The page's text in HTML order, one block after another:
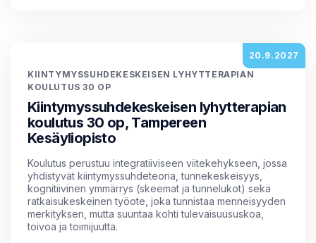
20.9.2027
KIINTYMYSSUHDEKESKEISEN LYHYTTERAPIAN
KOULUTUS 30 OP
Kiintymyssuhdekeskeisen lyhytterapian
koulutus 30 op, Tampereen
Kesäyliopisto
Koulutus perustuu integratiiviseen viitekehykseen, jossa
yhdistyvät kiintymyssuhdeteoria, tunnekeskeisyys,
kognitiivinen ymmärrys (skeemat ja tunnelukot) sekä
ratkaisukeskeinen työote, joka tunnistaa menneisyyden
merkityksen, mutta suuntaa kohti tulevaisuususkoa,
toivoa ja toimijuutta.